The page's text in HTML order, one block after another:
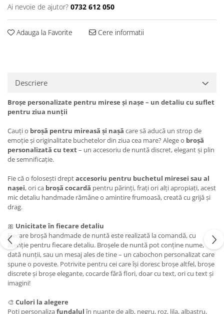
Ai nevoie de ajutor? 0732 612 050
Adauga la Favorite Cere informatii
Descriere
Broșe personalizate pentru mirese și nașe – un detaliu cu suflet
pentru ziua nunții
Cauți o broșă pentru mireasă și nașă care să aducă un strop de
emoție și originalitate buchetelor din ziua cea mare? Alege o broșă
personalizată cu text– un accesoriu de nuntă discret, elegant și plin
de semnificație.
Fie că o folosești dreptaccesoriu pentru buchetul miresei sau al
nașei, ori ca broșă cocardă pentru părinți, frați ori alți apropiați, acest
mic detaliu handmade rămâne o amintire frumoasă, creată cu grijă și
drag.
🎀 Unicitate în fiecare detaliu
Fiecare broșă handmade de nuntă este realizată la comandă, cu
atenție pentru fiecare detaliu. Broșele de nuntă pot conține nume,
dată nunții, sau un mesaj ales de tine – un cabochon personalizat care
spune o poveste. Potrivite pentru cei care își doresc broșe altfel, broșe
discrete și broșe elegante, cocarde fără flori, doar cu text, ori cu text și
imagini!
🎨 Culori la alegere
Poți personalizafundalulîn nuanțe de alb, negru, roz, lila, albastru,